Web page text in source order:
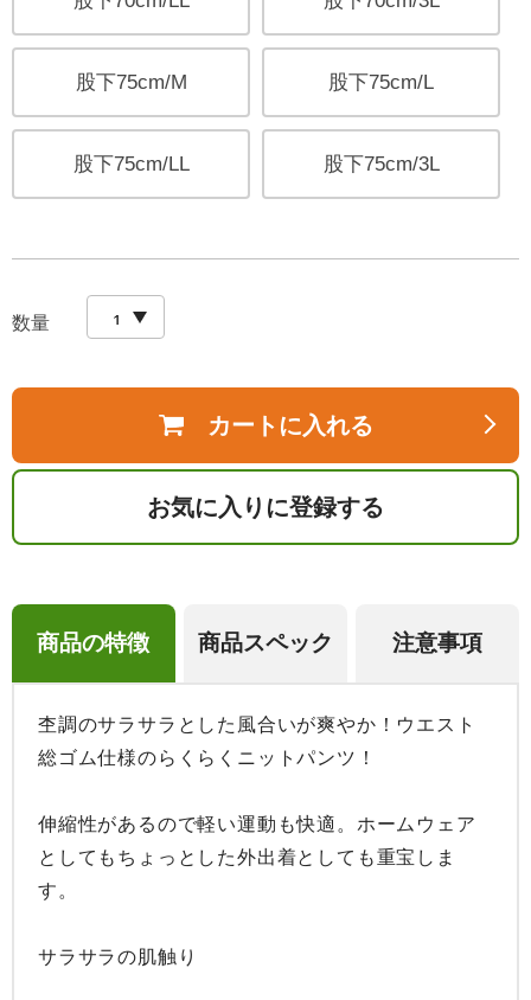
股下75cm/M 股下75cm/L
股下75cm/LL 股下75cm/3L
数量
カートに入れる
お気に入りに登録する
商品の特徴 商品スペック 注意事項
杢調のサラサラとした風合いが爽やか！ウエスト
総ゴム仕様のらくらくニットパンツ！
伸縮性があるので軽い運動も快適。ホームウェア
としてもちょっとした外出着としても重宝しま
す。
サラサラの肌触り